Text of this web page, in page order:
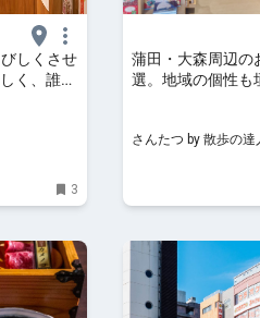
しくさせ
く、誰も
3
蒲田・大森周辺の
選。地域の個性も
さんたつ by 散歩の達